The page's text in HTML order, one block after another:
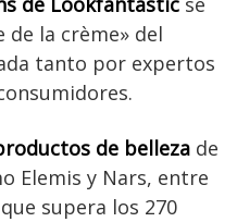
de la crème» del
tanto por expertos
de belleza de
Elemis y Nars, entre
supera los 270